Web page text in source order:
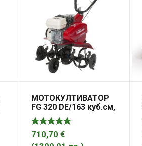
МОТОКУЛТИВАТОР
FG 320 DE/163 куб.см,
60/85 см, 1 предавка
напред, 1 предавка
назад
710,70 €